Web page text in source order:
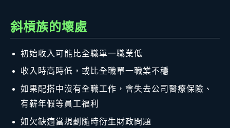
斜槓族的壞處
初始收入可能比全職單一職業低
收入時高時低，或比全職單一職業不穩
如果配搭中沒有全職工作，會失去公司醫療保險、
有薪年假等員工福利
如欠缺適當規劃隨時衍生財政問題